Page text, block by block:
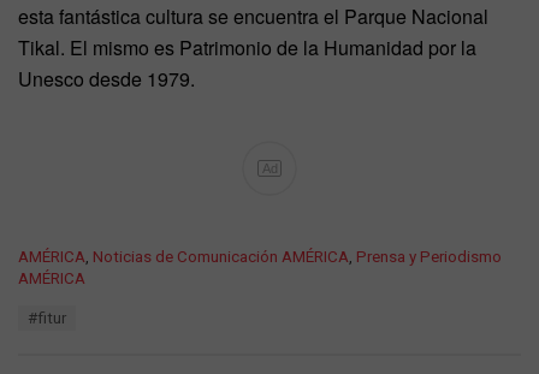
esta fantástica cultura se encuentra el Parque Nacional
Tikal. El mismo es Patrimonio de la Humanidad por la
Unesco desde 1979.
Ad
C
a
AMÉRICA Noticias de Comunicación AMÉRICA Prensa y Periodismo
AMÉRICA
#fitur